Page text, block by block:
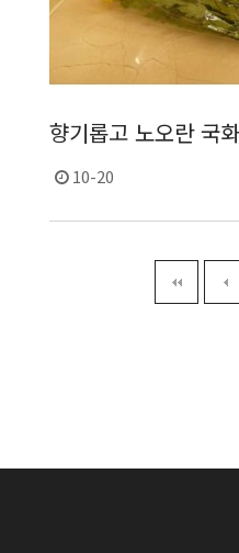
향기롭고 노오란 국
10-20